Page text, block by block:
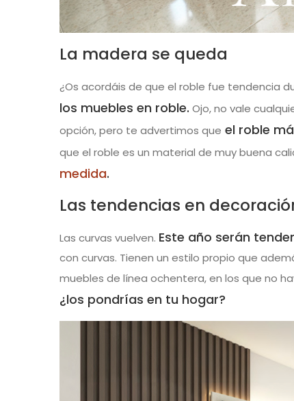
La madera se queda
¿Os acordáis de que el roble fue tendencia
los muebles en roble. Ojo, no vale
opción, pero te advertimos que el roble
que el roble es un material de muy buena
medida.
Las tendencias en
Las curvas vuelven. Este año serán
con curvas. Tienen un estilo propio que
muebles de línea ochentera, en los que no
¿los pondrías en tu hogar?